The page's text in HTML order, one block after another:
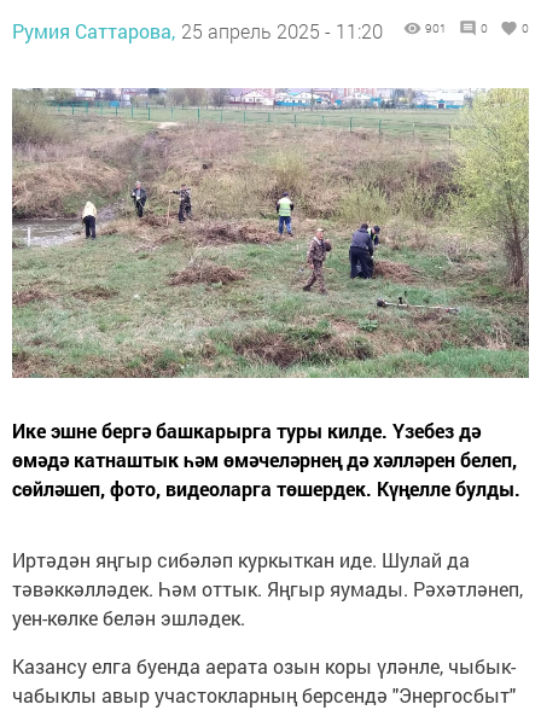
Румия Саттарова, 25 апрель 2025 - 11:20 901 0 0
Ике эшне бергә башкарырга туры килде. Үзебез дә
өмәдә катнаштык һәм өмәчеләрнең дә хәлләрен белеп,
сөйләшеп, фото, видеоларга төшердек. Күңелле булды.
Иртәдән яңгыр сибәләп куркыткан иде. Шулай да
тәвәккәлләдек. Һәм оттык. Яңгыр яумады. Рәхәтләнеп,
уен-көлке белән эшләдек.
Казансу елга буенда аерата озын коры үләнле, чыбык-
чабыклы авыр участокларның берсендә "Энергосбыт"